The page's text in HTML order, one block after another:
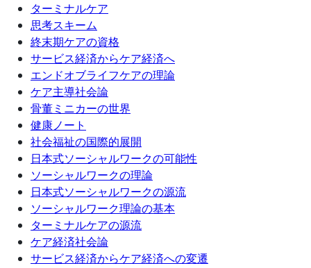
ターミナルケア
思考スキーム
終末期ケアの資格
サービス経済からケア経済へ
エンドオブライフケアの理論
ケア主導社会論
骨董ミニカーの世界
健康ノート
社会福祉の国際的展開
日本式ソーシャルワークの可能性
ソーシャルワークの理論
日本式ソーシャルワークの源流
ソーシャルワーク理論の基本
ターミナルケアの源流
ケア経済社会論
サービス経済からケア経済への変遷